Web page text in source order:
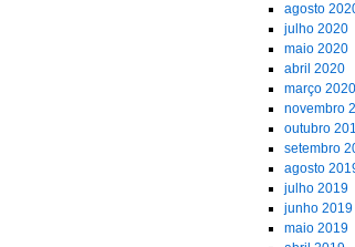
agosto
julho 2020
maio 2020
abril 2020
março 2020
novembro
outubro
setembro
agosto
julho 2019
junho 2019
maio 2019